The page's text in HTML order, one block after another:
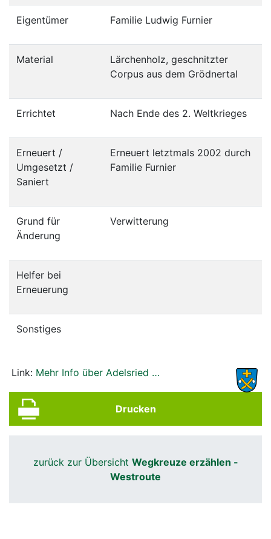
Eigentümer Familie Ludwig Furnier
Material
Lärchen­holz, geschnitzter
Corpus aus dem Grödner­tal
Errichtet Nach Ende des 2. Welt­krieges
Erneuert /
Umgesetzt /
Saniert
Erneuert letztmals 2002 durch
Familie Furnier
Grund für
Änderung
Verwitterung
Helfer bei
Erneuerung
Sonstiges
Link: Mehr Info über Adelsried …
Drucken
zurück zur Übersicht Wegkreuze erzählen -
Westroute